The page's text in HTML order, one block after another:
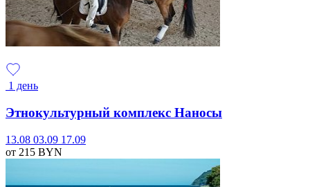
1 день
Этнокультурный комплекс Наносы
13.08 03.09 17.09
от 215 BYN